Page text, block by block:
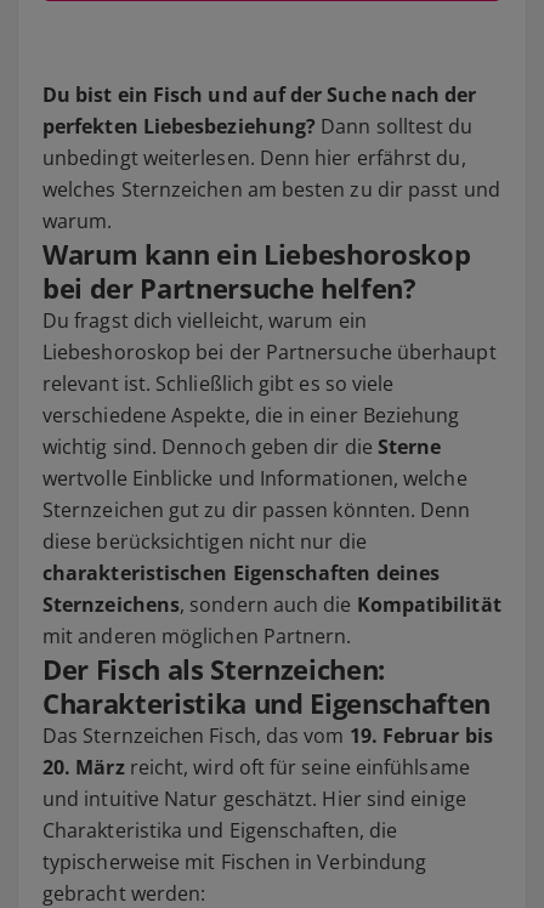
Du bist ein Fisch und auf der Suche nach der
perfekten Liebesbeziehung? Dann solltest du
unbedingt weiterlesen. Denn hier erfährst du,
welches Sternzeichen am besten zu dir passt und
warum.
Warum kann ein Liebeshoroskop
bei der Partnersuche helfen?
Du fragst dich vielleicht, warum ein
Liebeshoroskop bei der Partnersuche überhaupt
relevant ist. Schließlich gibt es so viele
verschiedene Aspekte, die in einer Beziehung
wichtig sind. Dennoch geben dir die Sterne
wertvolle Einblicke und Informationen, welche
Sternzeichen gut zu dir passen könnten. Denn
diese berücksichtigen nicht nur die
charakteristischen Eigenschaften deines
Sternzeichens, sondern auch die Kompatibilität
mit anderen möglichen Partnern.
Der Fisch als Sternzeichen:
Charakteristika und Eigenschaften
Das Sternzeichen Fisch, das vom 19. Februar bis
20. März reicht, wird oft für seine einfühlsame
und intuitive Natur geschätzt. Hier sind einige
Charakteristika und Eigenschaften, die
typischerweise mit Fischen in Verbindung
gebracht werden: